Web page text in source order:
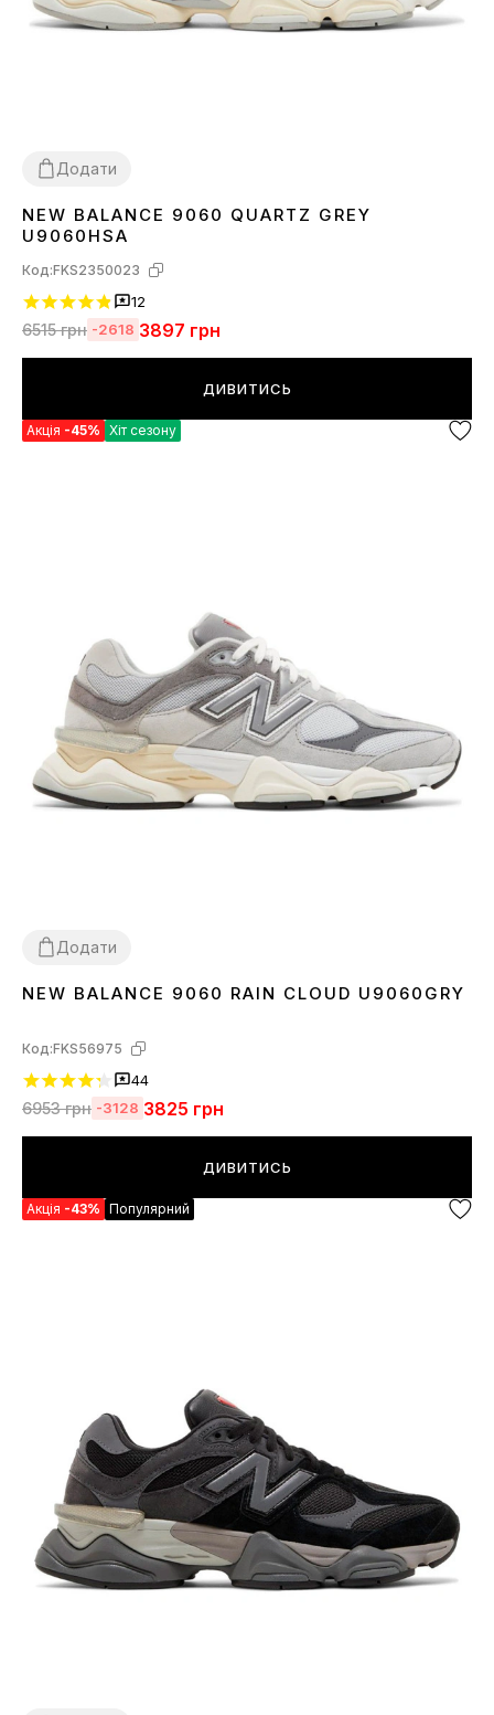
Додати
3637 3839404142 43 4445
NEW BALANCE 9060 QUARTZ GREY
U9060HSA
Код:FKS2350023
12
6515грн -2618 3897 грн
ДИВИТИСЬ
Акція -45% Хіт сезону
Додати
3637 3839404142 43 4445
NEW BALANCE 9060 RAIN CLOUD U9060GRY
Код:FKS56975
44
6953грн -3128 3825 грн
ДИВИТИСЬ
Акція -43% Популярний